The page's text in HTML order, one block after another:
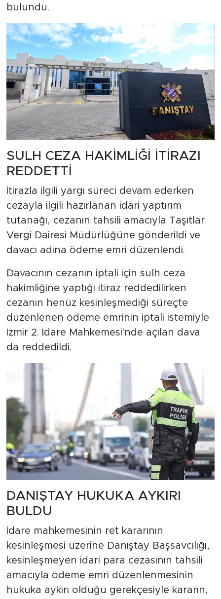
bulundu.
SULH CEZA HAKİMLİĞİ İTİRAZI
REDDETTİ
İtirazla ilgili yargı süreci devam ederken
cezayla ilgili hazırlanan idari yaptırım
tutanağı, cezanın tahsili amacıyla Taşıtlar
Vergi Dairesi Müdürlüğüne gönderildi ve
davacı adına ödeme emri düzenlendi.
Davacının cezanın iptali için sulh ceza
hakimliğine yaptığı itiraz reddedilirken
cezanın henüz kesinleşmediği süreçte
düzenlenen ödeme emrinin iptali istemiyle
İzmir 2. İdare Mahkemesi'nde açılan dava
da reddedildi.
DANIŞTAY HUKUKA AYKIRI
BULDU
İdare mahkemesinin ret kararının
kesinleşmesi üzerine Danıştay Başsavcılığı,
kesinleşmeyen idari para cezasının tahsili
amacıyla ödeme emri düzenlenmesinin
hukuka aykırı olduğu gerekçesiyle kararın,